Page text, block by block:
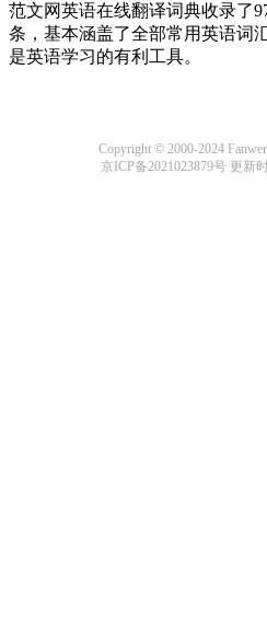
范文网英语在线翻译词典收录了
条，基本涵盖了全部常用英语词
是英语学习的有利工具。
Copyright © 2000-2024
京ICP备2021023879号更新时